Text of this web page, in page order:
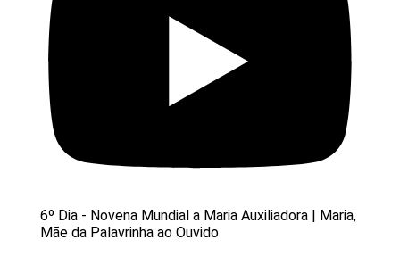
6º Dia - Novena Mundial a Maria Auxiliadora | Maria,
Mãe da Palavrinha ao Ouvido